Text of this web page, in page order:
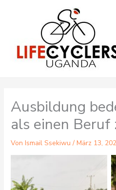
Ausbildung
als einen Beruf
Von Ismail Ssekiwu / März 13,